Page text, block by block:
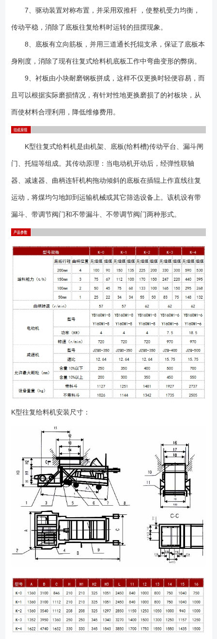
7、驱动装置对称布置，并采用双推杆 ，使整机受力均衡，
传动平稳，消除了底板往复给料时运转的扭摆现象。
8、底板有立向筋板，并用三道通长托辊支承，保证了底板本
身刚度，消除了现有往复式给料机底板工作中弯曲变形的弊病。
9、衬板由小块耐磨钢板拼成，这样不仅更换时轻便容易，而
且可以根据实际磨损情况，有针对性地更换磨损了的衬板块，从
而使材料合理利用，降低维修费用。
K型往复式给料机是由机架、底板(给料槽)传动平台、漏斗闸
门、托辊等组成。其传动原理：当电动机开动后，经弹性联轴
器、减速器、曲柄连轩机构拖动倾斜的底板在插辊上作直线往复
运动，将煤均匀地卸到运输机械或其它筛选设备上。该机设有带
漏斗、带调节阀门和不带漏斗、不带调节阀门两种形式。
K型往复给料机安装尺寸：